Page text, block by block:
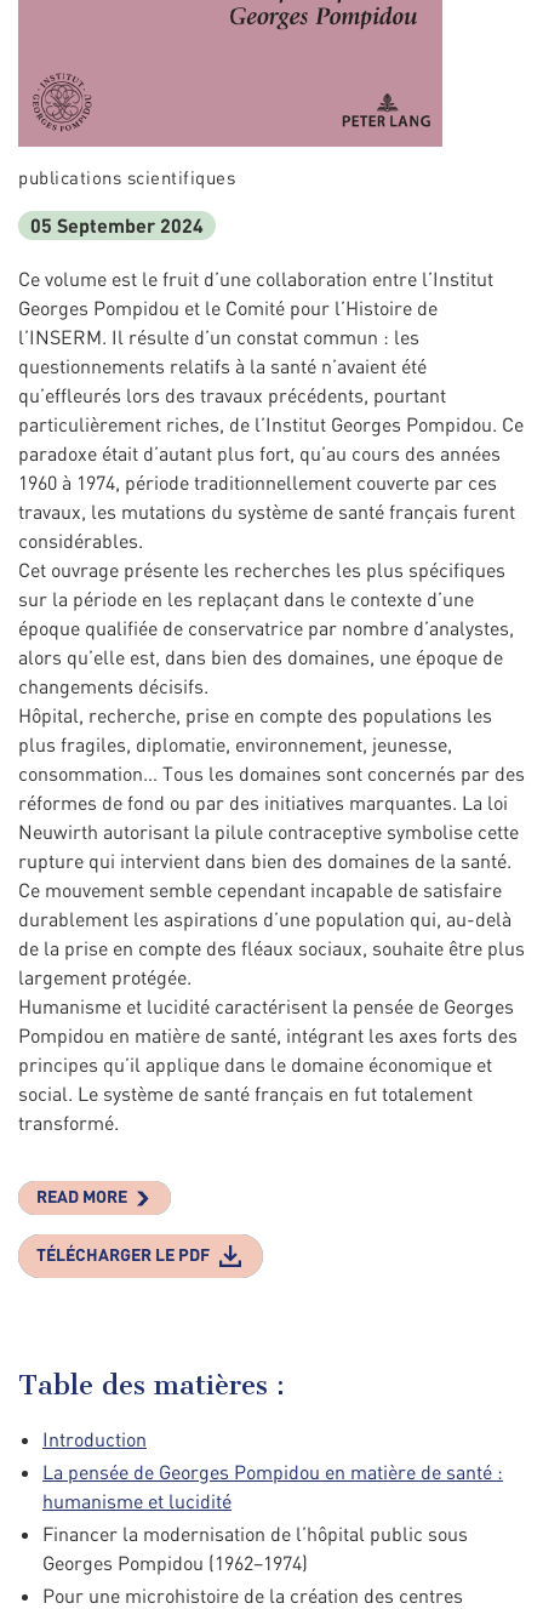
publications scientifiques
05 September 2024
Ce volume est le fruit d’une collaboration entre l’Institut
Georges Pompidou et le Comité pour l’Histoire de
l’INSERM. Il résulte d’un constat commun : les
questionnements relatifs à la santé n’avaient été
qu’effleurés lors des travaux précédents, pourtant
particulièrement riches, de l’Institut Georges Pompidou. Ce
paradoxe était d’autant plus fort, qu’au cours des années
1960 à 1974, période traditionnellement couverte par ces
travaux, les mutations du système de santé français furent
considérables.
Cet ouvrage présente les recherches les plus spécifiques
sur la période en les replaçant dans le contexte d’une
époque qualifiée de conservatrice par nombre d’analystes,
alors qu’elle est, dans bien des domaines, une époque de
changements décisifs.
Hôpital, recherche, prise en compte des populations les
plus fragiles, diplomatie, environnement, jeunesse,
consommation… Tous les domaines sont concernés par des
réformes de fond ou par des initiatives marquantes. La loi
Neuwirth autorisant la pilule contraceptive symbolise cette
rupture qui intervient dans bien des domaines de la santé.
Ce mouvement semble cependant incapable de satisfaire
durablement les aspirations d’une population qui, au-delà
de la prise en compte des fléaux sociaux, souhaite être plus
largement protégée.
Humanisme et lucidité caractérisent la pensée de Georges
Pompidou en matière de santé, intégrant les axes forts des
principes qu’il applique dans le domaine économique et
social. Le système de santé français en fut totalement
transformé.
READ MORE
TÉLÉCHARGER LE PDF
Table des matières :
Introduction
La pensée de Georges Pompidou en matière de santé :
humanisme et lucidité
Financer la modernisation de l’hôpital public sous
Georges Pompidou (1962–1974)
Pour une microhistoire de la création des centres